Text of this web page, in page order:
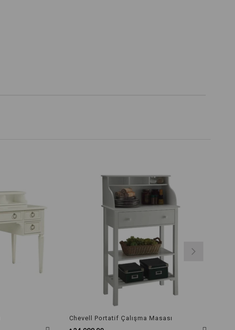
Chevell Portatif Çalışma Masası